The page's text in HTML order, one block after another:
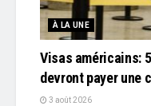
À LA UNE
Visas américains:
devront payer une
3 août 2026